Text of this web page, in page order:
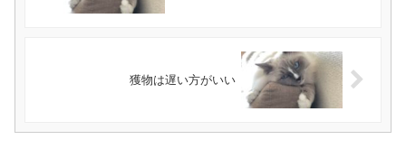
獲物は遅い方がいい